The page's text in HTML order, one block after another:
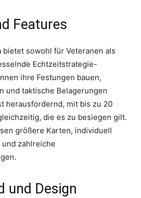
Features
bietet sowohl für Veteranen als
Echtzeitstrategie-
ihre Festungen bauen,
und taktische Belagerungen
herausfordernd, mit bis zu 20
die es zu besiegen gilt.
größere Karten, individuell
zahlreiche
und Design